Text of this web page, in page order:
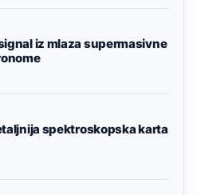
iz mlaza supermasivne
spektroskopska karta